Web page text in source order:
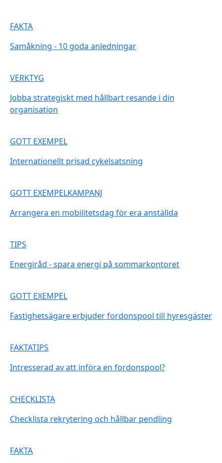
FAKTA
Samåkning - 10 goda anledningar
VERKTYG
Jobba strategiskt med hållbart resande i din
organisation
GOTT EXEMPEL
Internationellt prisad cykelsatsning
GOTT EXEMPELKAMPANJ
Arrangera en mobilitetsdag för era anställda
TIPS
Energiråd - spara energi på sommarkontoret
GOTT EXEMPEL
Fastighetsägare erbjuder fordonspool till hyresgäster
FAKTATIPS
Intresserad av att införa en fordonspool?
CHECKLISTA
Checklista rekrytering och hållbar pendling
FAKTA